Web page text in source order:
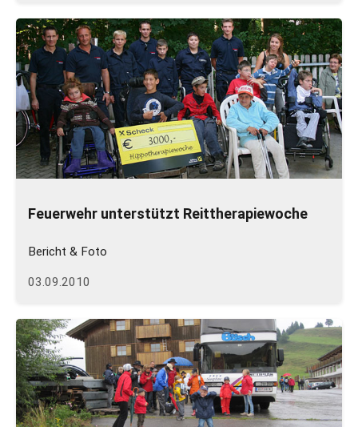
Feuerwehr unterstützt Reittherapiewoche
Bericht & Foto
03.09.2010